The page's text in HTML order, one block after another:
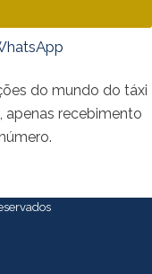
do mundo do táxi
apenas recebimento